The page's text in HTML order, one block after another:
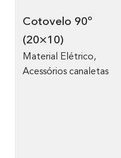
Cotovelo 90º
(20×10)
Material Elétrico,
Acessórios canaletas